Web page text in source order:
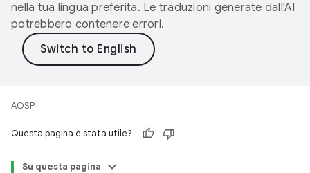
nella tua lingua preferita. Le traduzioni generate dall'AI
potrebbero contenere errori.
AOSP
Questa pagina è stata utile?
Su questa pagina